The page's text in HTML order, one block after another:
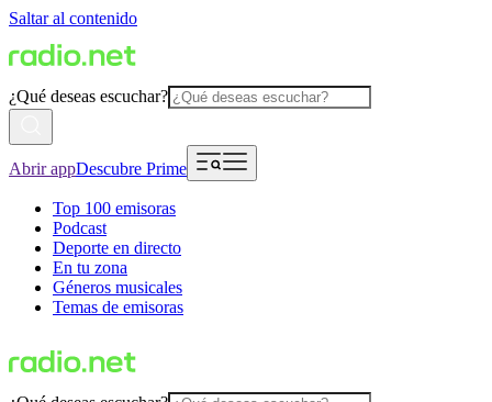
Saltar al contenido
¿Qué deseas escuchar?
Abrir appDescubre Prime
Top 100 emisoras
Podcast
Deporte en directo
En tu zona
Géneros musicales
Temas de emisoras